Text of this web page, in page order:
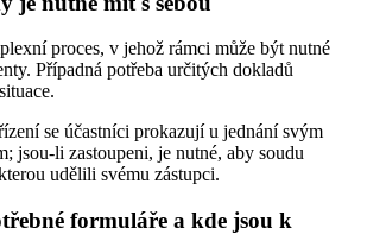
proces, v jehož rámci může být nutné
Případná potřeba určitých dokladů
se účastníci prokazují u jednání svým
jsou-li zastoupeni, je nutné, aby soudu
udělili svému zástupci.
formuláře a kde jsou k